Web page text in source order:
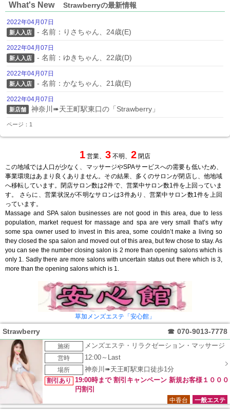
What's New Strawberryの最新情報
2022年04月07日
新人入店 - 名前：りさちゃん、24歳(E)
2022年04月07日
新人入店 - 名前：ゆきちゃん、22歳(D)
2022年04月07日
新人入店 - 名前：かなちゃん、21歳(E)
2022年04月07日
新店舗 神奈川➠天王町駅東口の「Strawberry」
ページ：1
1 営業、 3 不明、 2 閉店
この地域では人口が少なく、マッサージやSPAサービスへの需要も低いため、
事業環境はあまり良くありません。その結果、多くのサロンが閉店し、他地域
へ移転しています。閉店サロン数は2件で、営業中サロン数1件を上回っていま
す。 さらに、営業状況が不明なサロンは3件あり、営業中サロン数1件を上回
っています。
Massage and SPA salon businesses are not good in this area, due to less
population, market request for massage and spa are very small that’s why
some spa owner used to invest in this area, some couldn’t make a living so
they closed the spa salon and moved out of this area, but few chose to stay. As
you can see the number closing salon is 2 more than opening salons which is
only 1. Sadly there are more salons with uncertain status out there which is 3,
more than the opening salons which is 1.
草加メンズエステ「安心館」
Strawberry ☎ 070-9013-7778
施術
メンズエステ・リラクゼーション・マッサージ
営時
12:00～Last
場所
神奈川➠天王町駅東口徒歩1分
割引あり
19:00時まで 割引キャンペーン 新規お客様１０００
円割引
一般エステ
中香台